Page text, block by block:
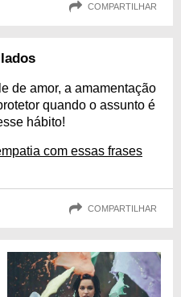
COMPARTILHAR
de amor, a amamentação
quando o assunto é
hábito!
com essas frases
COMPARTILHAR